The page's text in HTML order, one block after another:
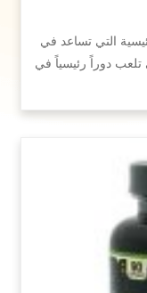
التي تساعد في
تلعب دوراً رئيسياً في